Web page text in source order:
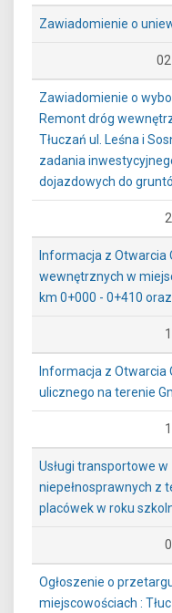
Zawiadomienie o
Zawiadomienie o
Remont dróg
Tłuczań ul. Leśna i
zadania
dojazdowych do
Informacja z Otwarcia
wewnętrznych w
km 0+000 - 0+410 oraz
Informacja z
ulicznego na terenie
Usługi transportowe
niepełnosprawnych z
placówek w roku
Ogłoszenie o
miejscowościach :